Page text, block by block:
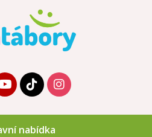
nabídka